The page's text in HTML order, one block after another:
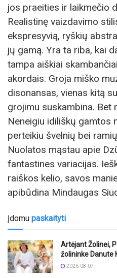
jos praeities ir laikmečio
Realistinę vaizdavimo
ekspresyvią, ryškių
jų gamą. Yra ta riba, kai
tampa aiškiai
akordais. Groja miško
disonansas, vienas kitą
grojimu suskambina. Bet
Neneigiu idiliškų gamtos
perteikiu švelnių bei
Nuolatos mąstau apie
fantastines variacijas.
raiškos kelio, savos
apibūdina Mindaugas
Įdomu paskaityti
Artėjant Žolinei,
žolininke Danute
2026-08-07